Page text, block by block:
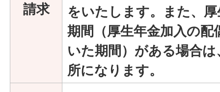
請求
をいたします。また、
期間（厚生年金加入の
いた期間）がある場合
所になります。